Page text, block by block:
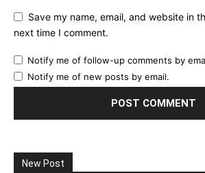
Save my name, email, and website in
next time I comment.
Notify me of follow-up comments by
Notify me of new posts by email.
New Post